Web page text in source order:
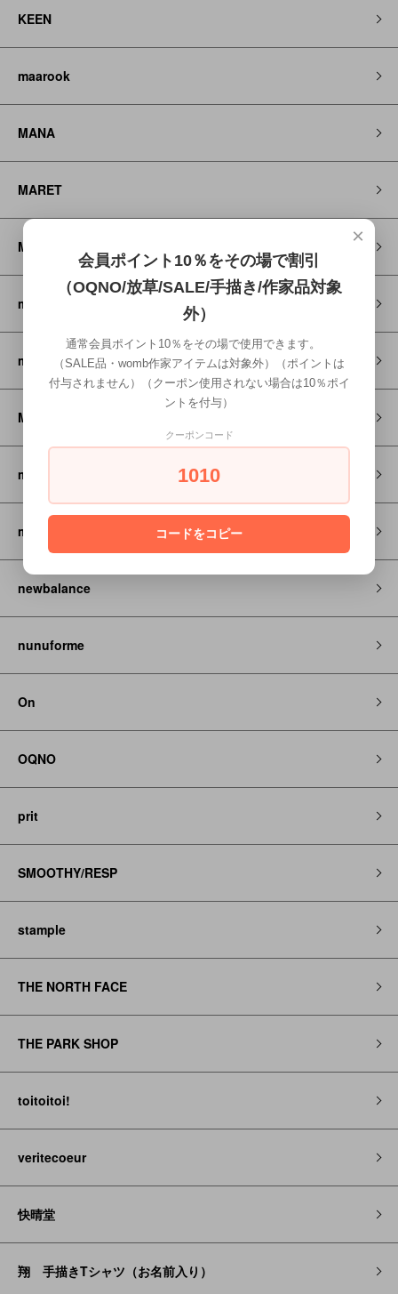
KEEN
maarook
MANA
MARET
Mayoral
miti
michirico
MOUN TEN.
montbell
my little cozmo
newbalance
nunuforme
On
OQNO
prit
SMOOTHY/RESP
stample
THE NORTH FACE
THE PARK SHOP
toitoitoi!
veritecoeur
快晴堂
翔 手描きTシャツ（お名前入り）
×
会員ポイント10％をその場で割引
（OQNO/放草/SALE/手描き/作家品対象
外）
通常会員ポイント10％をその場で使用できます。
（SALE品・womb作家アイテムは対象外）（ポイントは
付与されません）（クーポン使用されない場合は10％ポイ
ントを付与）
クーポンコード
1010
コードをコピー